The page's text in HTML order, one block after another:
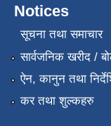
Notices
सूचना तथा समाचार
सार्वजनिक खरीद /
ऐन, कानुन तथा
कर तथा शुल्कहरु